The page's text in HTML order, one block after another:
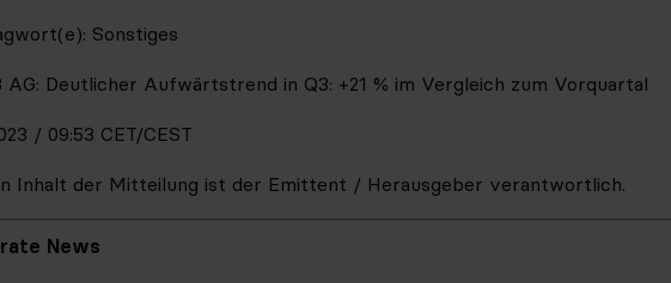
Sonstiges
AG: Deutlicher Aufwärtstrend in Q3: +21 % im Vergleich zum Vorquartal
/ 09:53 CET/CEST
Inhalt der Mitteilung ist der Emittent / Herausgeber verantwortlich.
News